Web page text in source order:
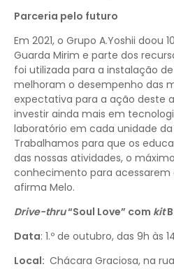
Parceria pelo futuro
Em 2021, o Grupo A.Yoshii doou
Guarda Mirim e parte dos
foi utilizada para a instalação
melhoram o desempenho das
expectativa para a ação deste
investir ainda mais em
laboratório em cada unidade da
Trabalhamos para que os
das nossas atividades, o
conhecimento para acessarem
afirma Melo.
Drive-thru“Soul Love” com kit
Data: 1.º de outubro, das 9h às
Local: Chácara Graciosa, na rua